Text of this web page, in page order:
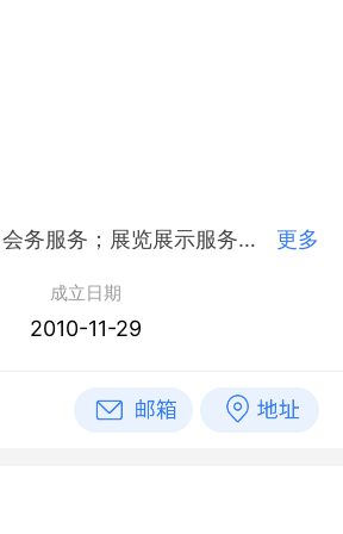
简介：宁波开投旅业管理有限公司,2010年11月29日成立，经营范围包括酒店、宾馆管理及咨询服务；旅游景区开发、工艺品销售；会务服务；展览展示服务；代订酒店服务；网络技术开发；物业服务；车辆租赁；实业项目投资。 更多
成立日期
2010-11-29